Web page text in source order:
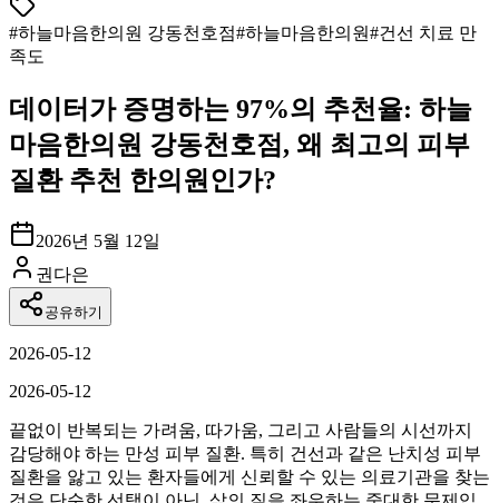
#하늘마음한의원 강동천호점#하늘마음한의원#건선 치료 만
족도
데이터가 증명하는 97%의 추천율: 하늘
마음한의원 강동천호점, 왜 최고의 피부
질환 추천 한의원인가?
2026년 5월 12일
권다은
공유하기
2026-05-12
2026-05-12
끝없이 반복되는 가려움, 따가움, 그리고 사람들의 시선까지
감당해야 하는 만성 피부 질환. 특히 건선과 같은 난치성 피부
질환을 앓고 있는 환자들에게 신뢰할 수 있는 의료기관을 찾는